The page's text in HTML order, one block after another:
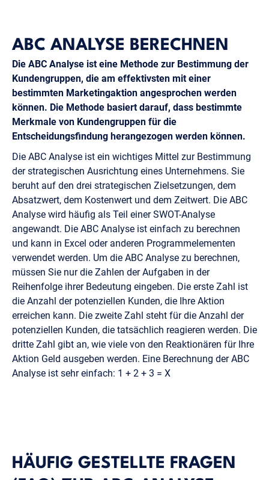
ABC ANALYSE BERECHNEN
Die ABC Analyse ist eine Methode zur Bestimmung der
Kundengruppen, die am effektivsten mit einer
bestimmten Marketingaktion angesprochen werden
können. Die Methode basiert darauf, dass bestimmte
Merkmale von Kundengruppen für die
Entscheidungsfindung herangezogen werden können.
Die ABC Analyse ist ein wichtiges Mittel zur Bestimmung
der strategischen Ausrichtung eines Unternehmens. Sie
beruht auf den drei strategischen Zielsetzungen, dem
Absatzwert, dem Kostenwert und dem Zeitwert. Die ABC
Analyse wird häufig als Teil einer SWOT-Analyse
angewandt. Die ABC Analyse ist einfach zu berechnen
und kann in Excel oder anderen Programmelementen
verwendet werden. Um die ABC Analyse zu berechnen,
müssen Sie nur die Zahlen der Aufgaben in der
Reihenfolge ihrer Bedeutung eingeben. Die erste Zahl ist
die Anzahl der potenziellen Kunden, die Ihre Aktion
erreichen kann. Die zweite Zahl steht für die Anzahl der
potenziellen Kunden, die tatsächlich reagieren werden. Die
dritte Zahl gibt an, wie viele von den Reaktionären für Ihre
Aktion Geld ausgeben werden. Eine Berechnung der ABC
Analyse ist sehr einfach: 1 + 2 + 3 = X
HÄUFIG GESTELLTE FRAGEN